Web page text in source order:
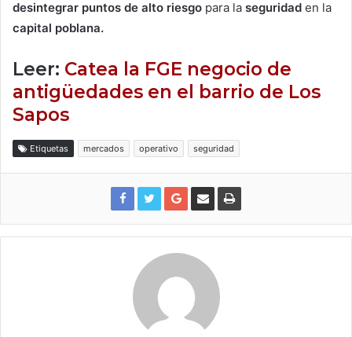
desintegrar puntos de alto riesgo para la seguridad en la
capital poblana.
Leer: Catea la FGE negocio de
antigüedades en el barrio de Los
Sapos
Etiquetas mercados operativo seguridad